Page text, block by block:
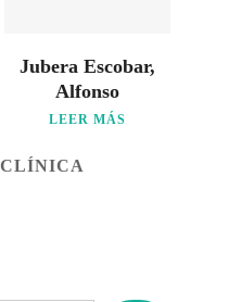
Jubera Escobar,
Alfonso
LEER MÁS